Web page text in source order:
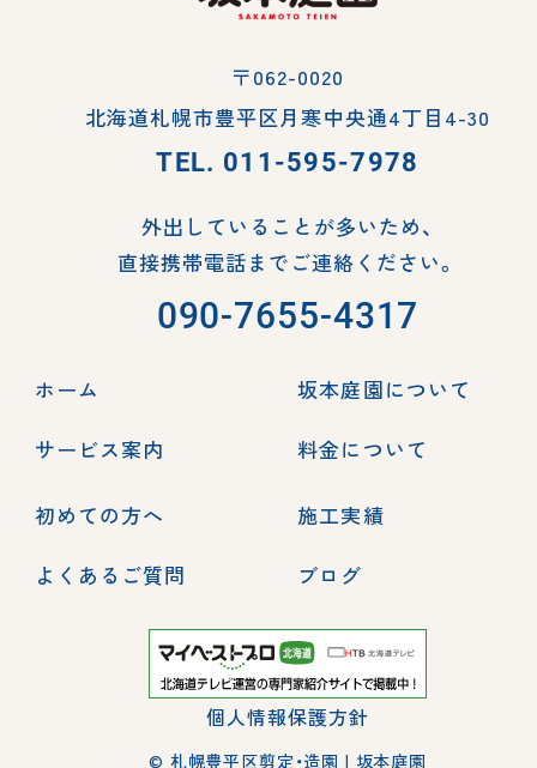
〒062-0020
北海道札幌市豊平区月寒中央通4丁目4-30
TEL. 011-595-7978
外出していることが多いため、
直接携帯電話までご連絡ください。
090-7655-4317
ホーム
坂本庭園について
サービス案内
料金について
初めての方へ
施工実績
よくあるご質問
ブログ
個人情報保護方針
© 札幌豊平区剪定・造園 | 坂本庭園